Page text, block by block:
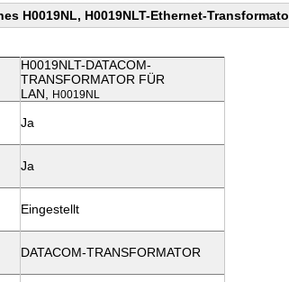
H0019NL, H0019NLT-Ethernet-
H0019NLT-DATACOM-
TRANSFORMATOR FÜR
LAN,
H0019NL
Ja
Ja
Eingestellt
DATACOM-TRANSFORMATOR